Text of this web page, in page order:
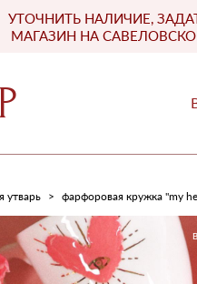
УТОЧНИТЬ НАЛИЧИЕ,
МАГАЗИН НА
утварь > фарфоровая кружка "my